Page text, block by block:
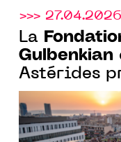
>>>
La
Gulbenkian
Astérides
curatoriale
de Mai,